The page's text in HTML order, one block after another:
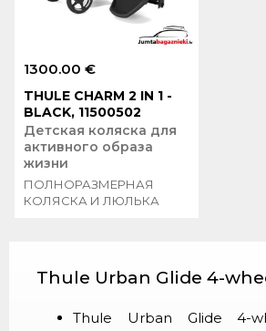
1300.00 €
THULE CHARM 2 IN 1 -
BLACK, 11500502
Детская коляска для
активного образа
жизни
ПОЛНОРАЗМЕРНАЯ
КОЛЯСКА И ЛЮЛЬКА
Thule Urban Glide 4-
Thule Urban Glide 4-